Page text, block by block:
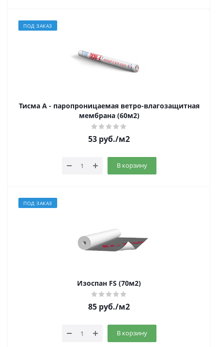
ПОД ЗАКАЗ
Тисма A - паропроницаемая ветро-влагозащитная
мембрана (60м2)
53 руб./м2
В корзину
ПОД ЗАКАЗ
Изоспан FS (70м2)
85 руб./м2
В корзину